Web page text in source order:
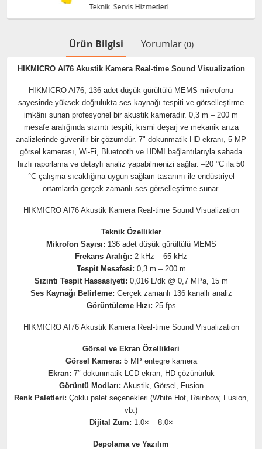
Teknik Servis Hizmetleri
Ürün Bilgisi Yorumlar (0)
HIKMICRO AI76 Akustik Kamera Real-time Sound Visualization
HIKMICRO AI76, 136 adet düşük gürültülü MEMS mikrofonu
sayesinde yüksek doğrulukta ses kaynağı tespiti ve görselleştirme
imkânı sunan profesyonel bir akustik kameradır. 0,3 m – 200 m
mesafe aralığında sızıntı tespiti, kısmi deşarj ve mekanik arıza
analizlerinde güvenilir bir çözümdür. 7" dokunmatik HD ekranı, 5 MP
görsel kamerası, Wi-Fi, Bluetooth ve HDMI bağlantılarıyla sahada
hızlı raporlama ve detaylı analiz yapabilmenizi sağlar. –20 °C ila 50
°C çalışma sıcaklığına uygun sağlam tasarımı ile endüstriyel
ortamlarda gerçek zamanlı ses görselleştirme sunar.
HIKMICRO AI76 Akustik Kamera Real-time Sound Visualization
Teknik Özellikler
Mikrofon Sayısı: 136 adet düşük gürültülü MEMS
Frekans Aralığı: 2 kHz – 65 kHz
Tespit Mesafesi: 0,3 m – 200 m
Sızıntı Tespit Hassasiyeti: 0,016 L/dk @ 0,7 MPa, 15 m
Ses Kaynağı Belirleme: Gerçek zamanlı 136 kanallı analiz
Görüntüleme Hızı: 25 fps
HIKMICRO AI76 Akustik Kamera Real-time Sound Visualization
Görsel ve Ekran Özellikleri
Görsel Kamera: 5 MP entegre kamera
Ekran: 7″ dokunmatik LCD ekran, HD çözünürlük
Görüntü Modları: Akustik, Görsel, Fusion
Renk Paletleri: Çoklu palet seçenekleri (White Hot, Rainbow, Fusion,
vb.)
Dijital Zum: 1.0× – 8.0×
Depolama ve Yazılım